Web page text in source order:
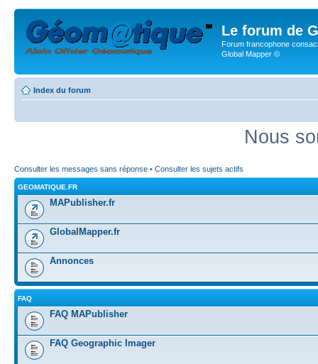
Le forum de
Forum francophone
Global Mapper ©
Index du forum
Nous
Consulter les messages sans réponse • Consulter les sujets actifs
GEOMATIQUE.FR
MAPublisher.fr
GlobalMapper.fr
Annonces
FAQ
FAQ MAPublisher
FAQ Geographic Imager